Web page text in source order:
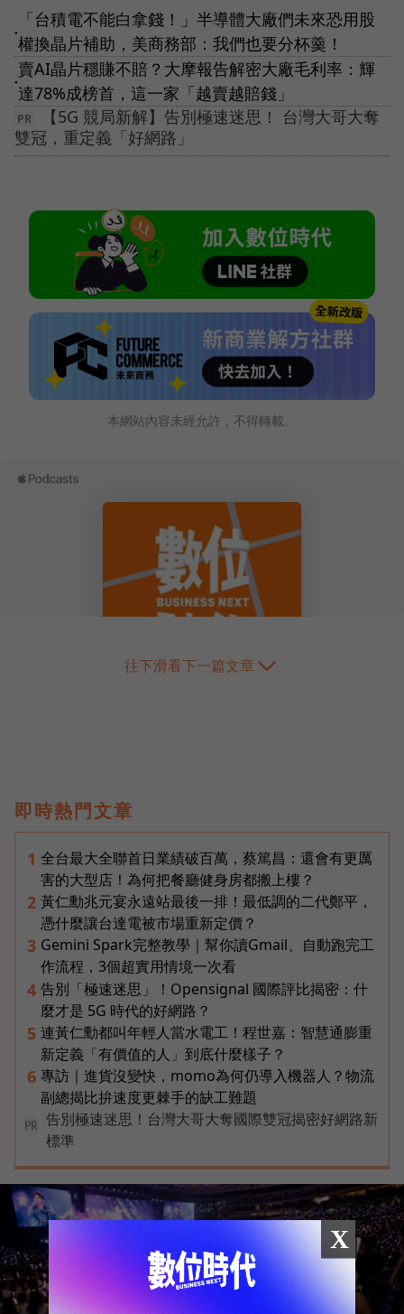
●
「台積電不能白拿錢！」半導體大廠們未來恐用股
權換晶片補助，美商務部：我們也要分杯羹！
●
賣AI晶片穩賺不賠？大摩報告解密大廠毛利率：輝
達78%成榜首，這一家「越賣越賠錢」
【5G 競局新解】告別極速迷思！ 台灣大哥大奪
雙冠，重定義「好網路」
本網站內容未經允許，不得轉載。
往下滑看下一篇文章
即時熱門文章
1 全台最大全聯首日業績破百萬，蔡篤昌：還會有更厲
害的大型店！為何把餐廳健身房都搬上樓？
2 黃仁勳兆元宴永遠站最後一排！最低調的二代鄭平，
憑什麼讓台達電被市場重新定價？
3 Gemini Spark完整教學｜幫你讀Gmail、自動跑完工
作流程，3個超實用情境一次看
4 告別「極速迷思」！Opensignal 國際評比揭密：什
麼才是 5G 時代的好網路？
5 連黃仁勳都叫年輕人當水電工！程世嘉：智慧通膨重
新定義「有價值的人」到底什麼樣子？
6 專訪｜進貨沒變快，momo為何仍導入機器人？物流
副總揭比拚速度更棘手的缺工難題
PR
告別極速迷思！台灣大哥大奪國際雙冠揭密好網路新
標準
X